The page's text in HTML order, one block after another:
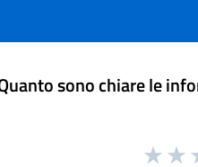
sono chiare le